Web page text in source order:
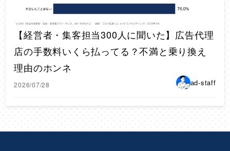
【経営者・集客担当300人に聞いた】広告代理
店の手数料いくら払ってる？不満と乗り換え
理由のホンネ
2026/07/28 ad-staff